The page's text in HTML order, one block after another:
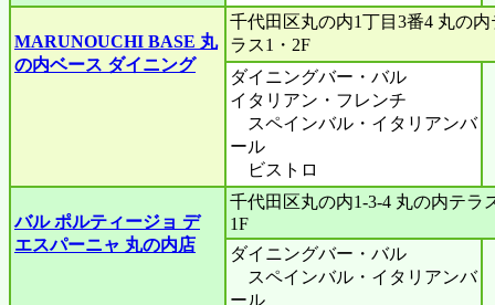
MARUNOUCHI BASE 丸
の内ベース ダイニング
千代田区丸の内1丁目3番4 丸の内
ラス1・2F
ダイニングバー・バル
イタリアン・フレンチ
スペインバル・イタリアンバ
ール
ビストロ
バル ポルティージョ デ
エスパーニャ 丸の内店
千代田区丸の内1-3-4 丸の内テラ
1F
ダイニングバー・バル
スペインバル・イタリアンバ
ール